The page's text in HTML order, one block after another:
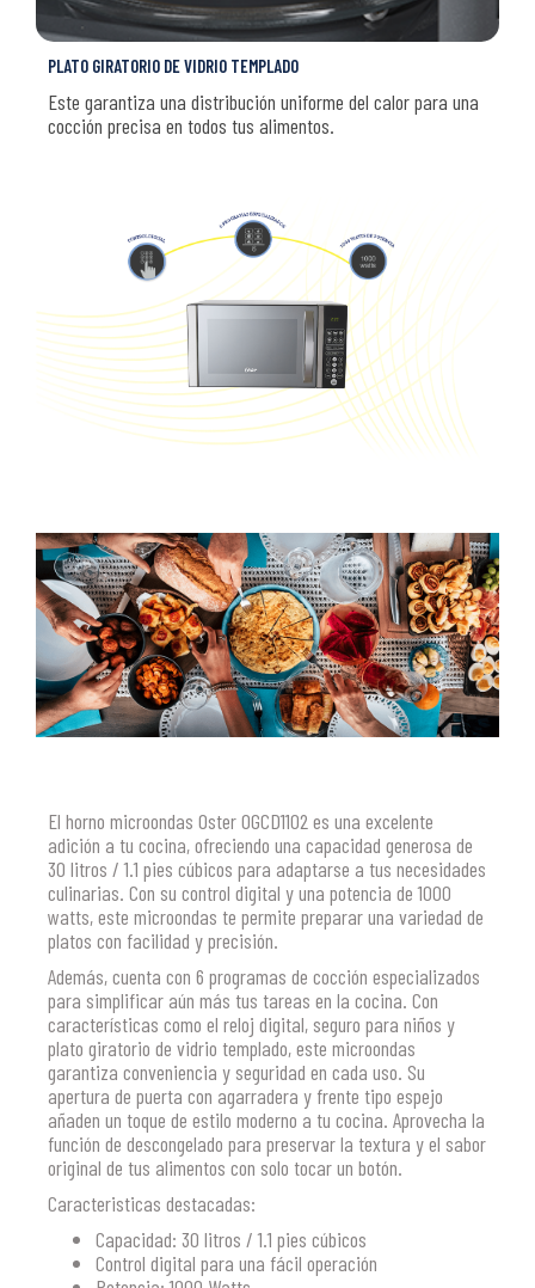
PLATO GIRATORIO DE VIDRIO TEMPLADO
Este garantiza una distribución uniforme del calor para una
cocción precisa en todos tus alimentos.
El horno microondas Oster OGCD1102 es una excelente
adición a tu cocina, ofreciendo una capacidad generosa de
30 litros / 1.1 pies cúbicos para adaptarse a tus necesidades
culinarias. Con su control digital y una potencia de 1000
watts, este microondas te permite preparar una variedad de
platos con facilidad y precisión.
Además, cuenta con 6 programas de cocción especializados
para simplificar aún más tus tareas en la cocina. Con
características como el reloj digital, seguro para niños y
plato giratorio de vidrio templado, este microondas
garantiza conveniencia y seguridad en cada uso. Su
apertura de puerta con agarradera y frente tipo espejo
añaden un toque de estilo moderno a tu cocina. Aprovecha la
función de descongelado para preservar la textura y el sabor
original de tus alimentos con solo tocar un botón.
Caracteristicas destacadas:
Capacidad: 30 litros / 1.1 pies cúbicos
Control digital para una fácil operación